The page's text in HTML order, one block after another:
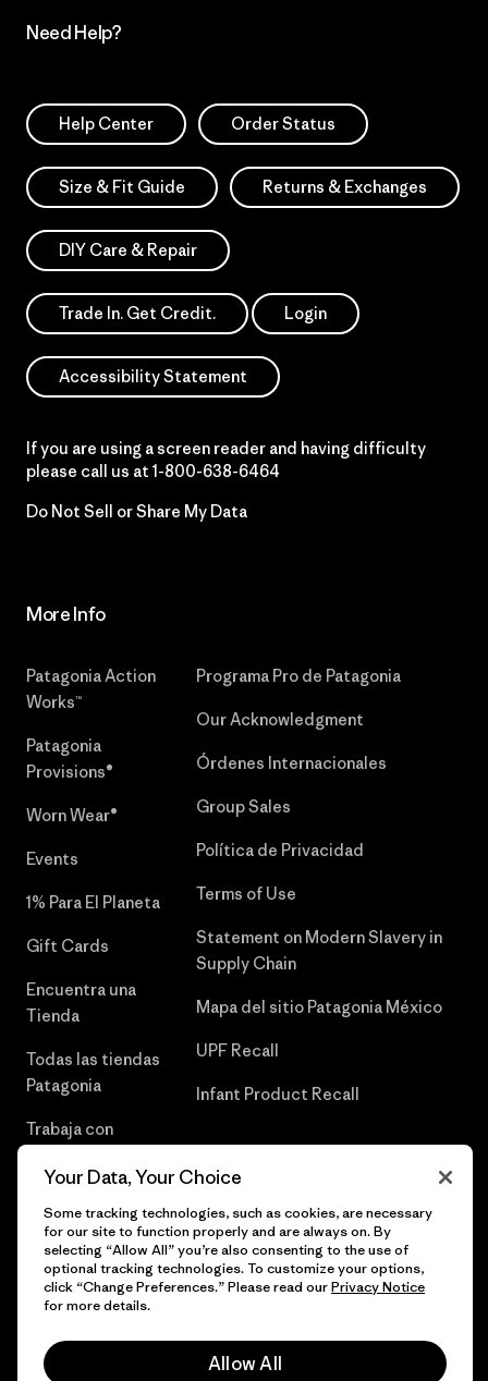
Need Help?
Help Center Order Status
Size & Fit Guide Returns & Exchanges
DIY Care & Repair
Trade In. Get Credit. Login
Accessibility Statement
If you are using a screen reader and having difficulty
please call us at 1-800-638-6464
Do Not Sell or Share My Data
More Info
Patagonia Action
Works™
Patagonia
Provisions®
Worn Wear®
Events
1% Para El Planeta
Gift Cards
Encuentra una
Tienda
Todas las tiendas
Patagonia
Trabaja con
Programa Pro de Patagonia
Our Acknowledgment
Órdenes Internacionales
Group Sales
Política de Privacidad
Terms of Use
Statement on Modern Slavery in
Supply Chain
Mapa del sitio Patagonia México
UPF Recall
Infant Product Recall
© 2026 Patagonia, Inc. Todos los derechos reservados.
Your Data, Your Choice
Some tracking technologies, such as cookies, are necessary
for our site to function properly and are always on. By
selecting “Allow All” you’re also consenting to the use of
optional tracking technologies. To customize your options,
click “Change Preferences.” Please read ourPrivacy Notice
for more details.
Allow All